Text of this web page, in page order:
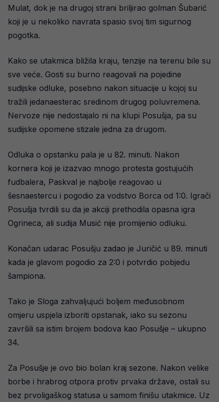
Mulat, dok je na drugoj strani briljirao golman Šubarić
koji je u nekoliko navrata spasio svoj tim sigurnog
pogotka.
Kako se utakmica bližila kraju, tenzije na terenu bile su
sve veće. Gosti su burno reagovali na pojedine
sudijske odluke, posebno nakon situacije u kojoj su
tražili jedanaesterac sredinom drugog poluvremena.
Nervoze nije nedostajalo ni na klupi Posušja, pa su
sudijske opomene stizale jedna za drugom.
Odluka o opstanku pala je u 82. minuti. Nakon
kornera koji je izazvao mnogo protesta gostujućih
fudbalera, Paskval je najbolje reagovao u
šesnaestercu i pogodio za vodstvo Borca od 1:0. Igrači
Posušja tvrdili su da je akciji prethodila opasna igra
Ogrineca, ali sudija Musić nije promijenio odluku.
Konačan udarac Posušju zadao je Juričić u 89. minuti
kada je glavom pogodio za 2:0 i potvrdio pobjedu
šampiona.
Tako je Sloga zahvaljujući boljem međusobnom
omjeru uspjela izboriti opstanak, iako su sezonu
završili sa istim brojem bodova kao Posušje – ukupno
34.
Za Posušje je ovo bio bolan kraj sezone. Nakon velike
borbe i hrabrog otpora protiv prvaka države, ostali su
bez prvoligaškog statusa u samom finišu utakmice. Uz